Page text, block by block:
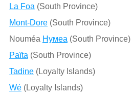
La Foa (South Province)
Mont-Dore(South Province)
Nouméa Нумеа (South Province)
Païta (South Province)
Tadine(Loyalty Islands)
Wé(Loyalty Islands)